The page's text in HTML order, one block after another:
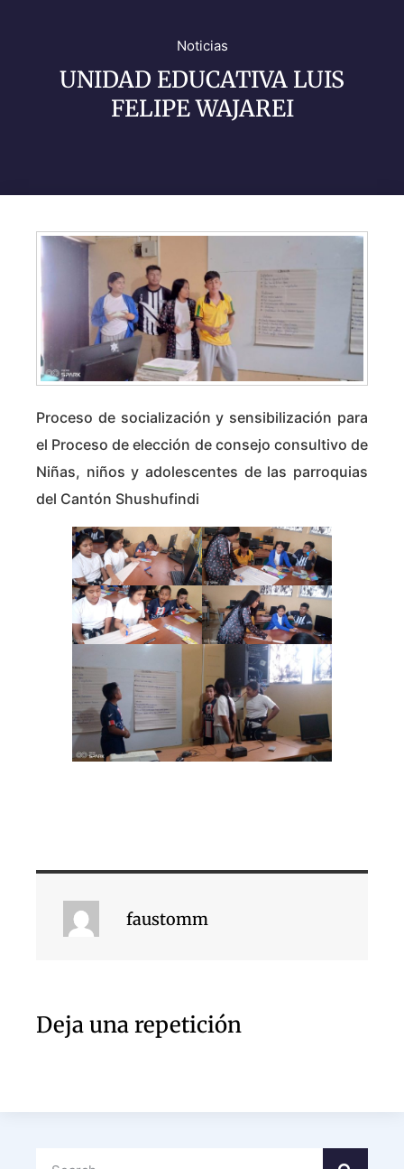
Noticias
UNIDAD EDUCATIVA LUIS
FELIPE WAJAREI
Proceso de socialización y sensibilización para
el Proceso de elección de consejo consultivo de
Niñas, niños y adolescentes de las parroquias
del Cantón Shushufindi
faustomm
Deja una repetición